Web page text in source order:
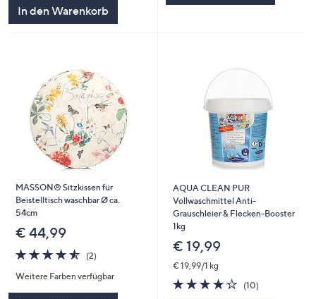
In den Warenkorb
MASSON® Sitzkissen für
Beistelltisch waschbar Ø ca.
54cm
€ 44,99
4.5
von
5
(2)2
Weitere Farben verfügbar
AQUA CLEAN PUR
Vollwaschmittel Anti-
Grauschleier & Flecken-Booster
1kg
€ 19,99
€ 19,99/1 kg
3.9
von
(10)10